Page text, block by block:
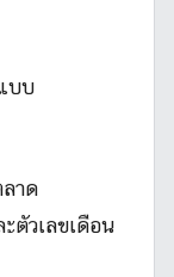
บบ
าด
ตัวเลขเดือน